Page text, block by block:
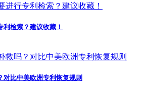
检索？建议收藏！
对比中美欧洲专利恢复规则